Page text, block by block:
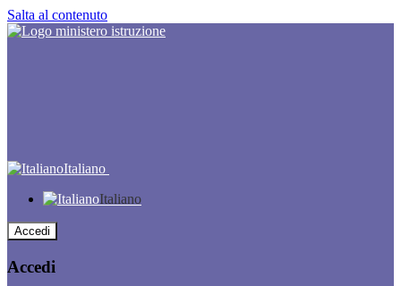
Salta al contenuto
Italiano
Italiano
Accedi
Accedi